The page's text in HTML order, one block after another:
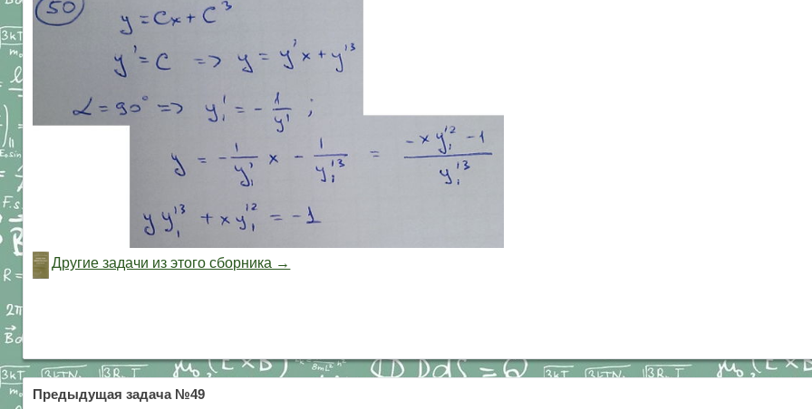
Другие задачи из этого сборника →
Предыдущая задача №49